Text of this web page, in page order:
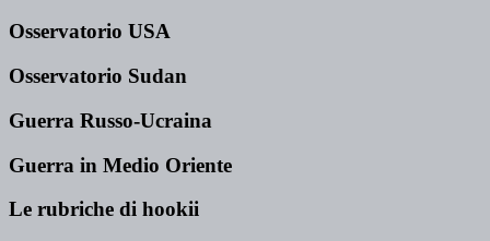
Osservatorio USA
Osservatorio Sudan
Guerra Russo-Ucraina
Guerra in Medio Oriente
Le rubriche di hookii